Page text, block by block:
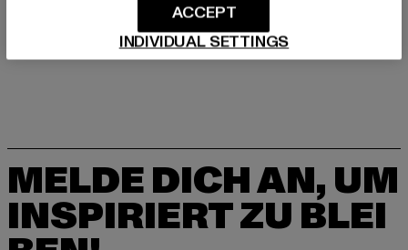
LIEFERUNG & RÜCKGABE
MELDE DICH AN, UM
INSPIRIERT ZU BLEI
INDIVIDUAL SETTINGS
ACCEPT